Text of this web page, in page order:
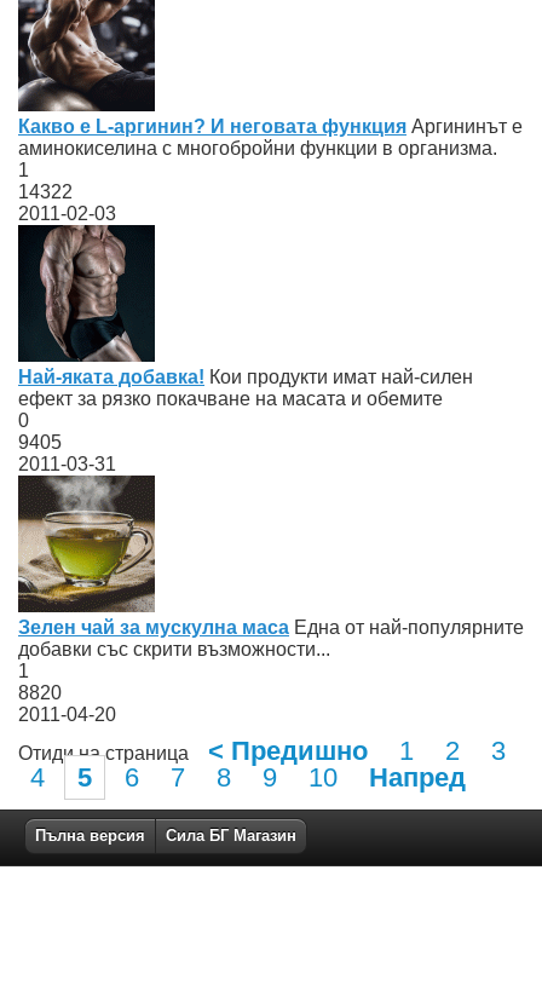
Какво е L-аргинин? И неговата функция Аргининът е
аминокиселина с многобройни функции в организма.
1
14322
2011-02-03
Най-яката добавка! Кои продукти имат най-силен
ефект за рязко покачване на масата и обемите
0
9405
2011-03-31
Зелен чай за мускулна маса Една от най-популярните
добавки със скрити възможности...
1
8820
2011-04-20
Отиди на страница
< Предишно 1 2
3
4
5 6 7 8 9 10 Напред
Пълна версия Сила БГ Магазин